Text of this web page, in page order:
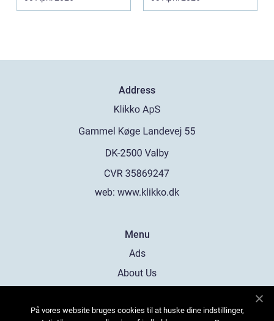
Address
web: www.klikko.dk
Menu
Ads
About Us
Contact
På vores website bruges cookies til at huske dine indstillinger,